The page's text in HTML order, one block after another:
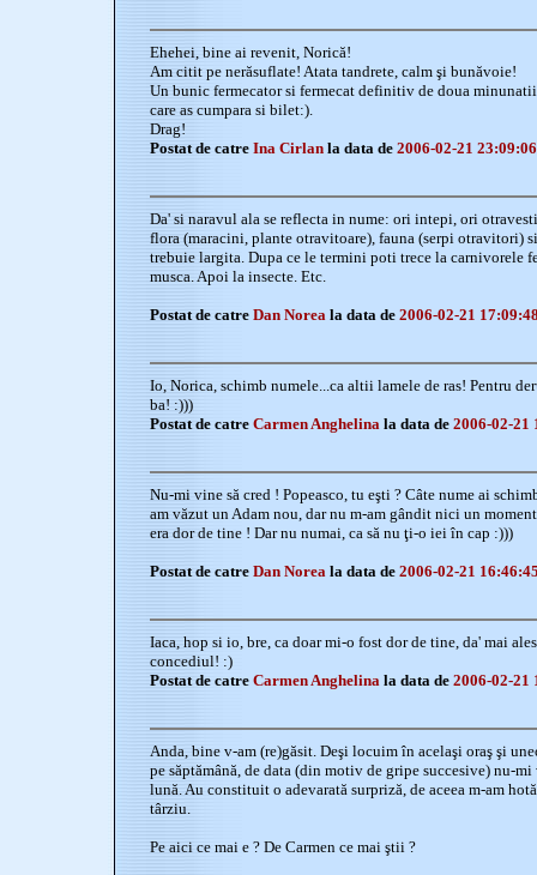
Ehehei, bine ai revenit, Norică!
Am citit pe nerăsuflate! Atata tandrete, calm şi bunăvoie!
Un bunic fermecator si fermecat definitiv de doua
care as cumpara si bilet:).
Drag!
Postat de catre Ina Cirlan la data de 2006-02-21 23:09:06
Da' si naravul ala se reflecta in nume: ori intepi, ori
flora (maracini, plante otravitoare), fauna (serpi otravitori)
trebuie largita. Dupa ce le termini poti trece la carnivorele
musca. Apoi la insecte. Etc.
Postat de catre Dan Norea la data de 2006-02-21
Io, Norica, schimb numele...ca altii lamele de ras! Pentru
ba! :)))
Postat de catre Carmen Anghelina la data de 2006-02-21
Nu-mi vine să cred ! Popeasco, tu eşti ? Câte nume ai
am văzut un Adam nou, dar nu m-am gândit nici un
era dor de tine ! Dar nu numai, ca să nu ţi-o iei în cap :)))
Postat de catre Dan Norea la data de 2006-02-21
Iaca, hop si io, bre, ca doar mi-o fost dor de tine, da' mai
concediul! :)
Postat de catre Carmen Anghelina la data de 2006-02-21
Anda, bine v-am (re)găsit. Deşi locuim în acelaşi oraş şi
pe săptămână, de data (din motiv de gripe succesive) nu-
lună. Au constituit o adevarată surpriză, de aceea m-am
târziu.
Pe aici ce mai e ? De Carmen ce mai ştii ?